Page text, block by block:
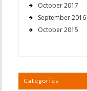
October 2017
September 2016
October 2015
Categories